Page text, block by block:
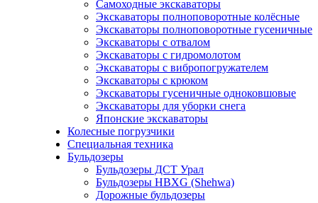
Самоходные экскаваторы
Экскаваторы полноповоротные колёсные
Экскаваторы полноповоротные гусеничные
Экскаваторы с отвалом
Экскаваторы с гидромолотом
Экскаваторы с вибропогружателем
Экскаваторы с крюком
Экскаваторы гусеничные одноковшовые
Экскаваторы для уборки снега
Японские экскаваторы
Колесные погрузчики
Специальная техника
Бульдозеры
Бульдозеры ДСТ Урал
Бульдозеры HBXG (Shehwa)
Дорожные бульдозеры